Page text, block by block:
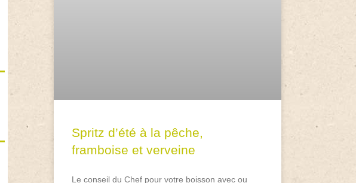
Spritz d’été à la pêche,
framboise et verveine
Le conseil du Chef pour votre boisson avec ou